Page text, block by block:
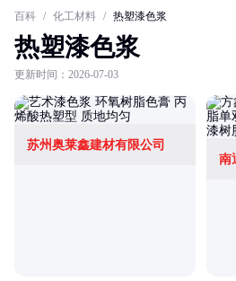
百科 / 化工材料 / 热塑漆色浆
热塑漆色浆
更新时间：2026-07-03
苏州奥莱鑫建材有限公司
南